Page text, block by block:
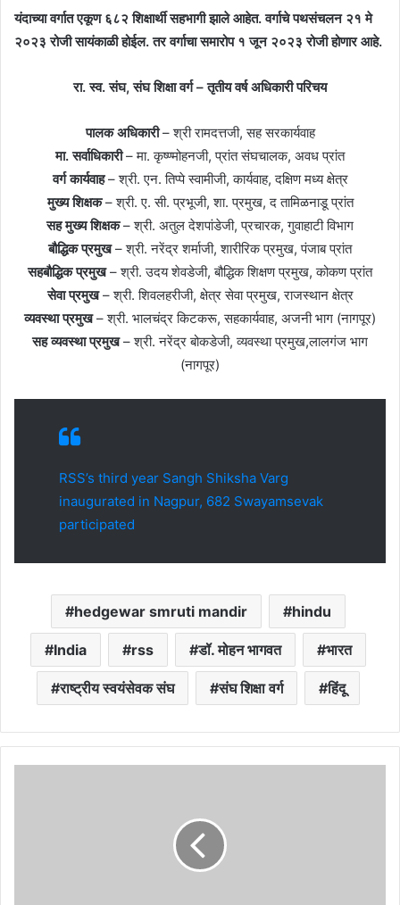
यंदाच्या वर्गात एकूण ६८२ शिक्षार्थी सहभागी झाले आहेत. वर्गाचे पथसंचलन २१ मे
२०२३ रोजी सायंकाळी होईल. तर वर्गाचा समारोप १ जून २०२३ रोजी होणार आहे.
रा. स्व. संघ, संघ शिक्षा वर्ग – तृतीय वर्ष अधिकारी परिचय
पालक अधिकारी– श्री रामदत्तजी, सह सरकार्यवाह
मा. सर्वाधिकारी– मा. कृष्ण्मोहनजी, प्रांत संघचालक, अवध प्रांत
वर्ग कार्यवाह– श्री. एन. तिप्पे स्वामीजी, कार्यवाह, दक्षिण मध्य क्षेत्र
मुख्य शिक्षक– श्री. ए. सी. प्रभूजी, शा. प्रमुख, द तामिळनाडू प्रांत
सह मुख्य शिक्षक– श्री. अतुल देशपांडेजी, प्रचारक, गुवाहाटी विभाग
बौद्धिक प्रमुख– श्री. नरेंद्र शर्माजी, शारीरिक प्रमुख, पंजाब प्रांत
सहबौद्धिक प्रमुख– श्री. उदय शेवडेजी, बौद्धिक शिक्षण प्रमुख, कोकण प्रांत
सेवा प्रमुख– श्री. शिवलहरीजी, क्षेत्र सेवा प्रमुख, राजस्थान क्षेत्र
व्यवस्था प्रमुख– श्री. भालचंद्र किटकरू, सहकार्यवाह, अजनी भाग (नागपूर)
सह व्यवस्था प्रमुख– श्री. नरेंद्र बोकडेजी, व्यवस्था प्रमुख,लालगंज भाग
(नागपूर)
RSS’s third year Sangh Shiksha Varg
inaugurated in Nagpur, 682 Swayamsevak
participated
hedgewar smruti mandir hindu
India rss डॉ. मोहन भागवत भारत
राष्ट्रीय स्वयंसेवक संघ संघ शिक्षा वर्ग हिंदू